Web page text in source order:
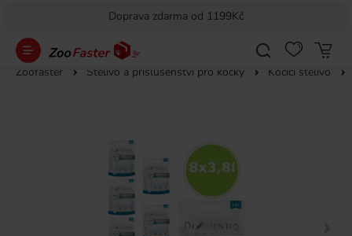
Doprava zdarma od 1199Kč
Zoofaster Stelivo a příslušenství pro kočky Kočičí stelivo